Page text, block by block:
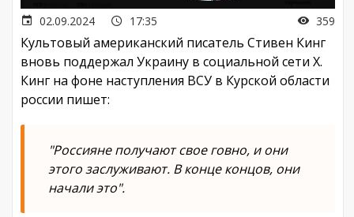
02.09.2024 17:35 359
Культовый американский писатель Стивен Кинг
вновь поддержал Украину в социальной сети X.
Кинг на фоне наступления ВСУ в Курской области
россии пишет:
"Россияне получают свое говно, и они
этого заслуживают. В конце концов, они
начали это".